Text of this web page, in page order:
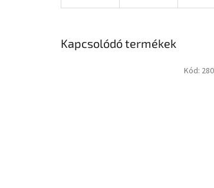
Kapcsolódó termékek
Kód: